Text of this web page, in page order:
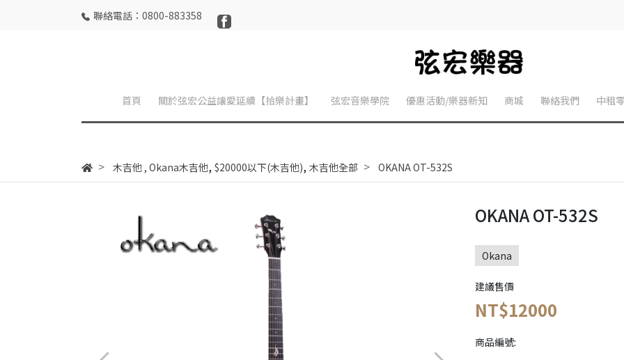
聯絡電話：0800-883358
首頁 關於弦宏公益讓愛延續【拾樂計畫】 弦宏音樂學院 優惠活動/樂器新知 商城 聯絡我們 中租
木吉他, Okana木吉他, $20000以下(木吉他), 木吉他全部 OKANA OT-532S
OKANA OT-532S
Okana
建議售價
NT$12000
商品編號: